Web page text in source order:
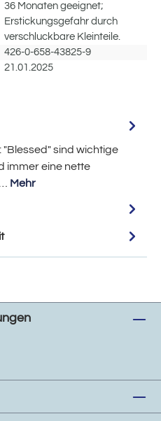
36 Monaten geeignet;
Erstickungsgefahr durch
verschluckbare Kleinteile.
426-0-658-43825-9
21.01.2025
"Blessed" sind wichtige
immer eine nette
Mehr